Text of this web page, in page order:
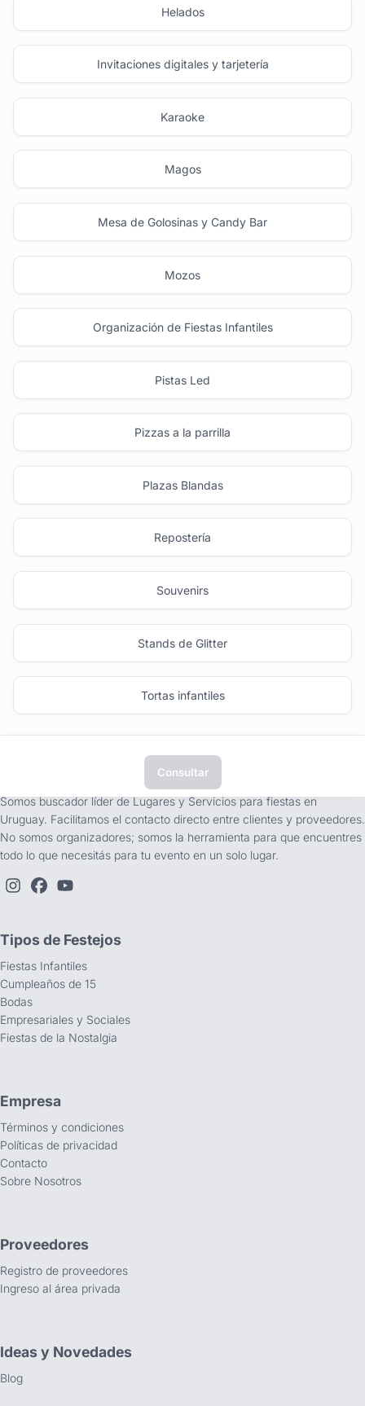
Helados
Invitaciones digitales y tarjetería
Karaoke
Magos
Mesa de Golosinas y Candy Bar
Mozos
Organización de Fiestas Infantiles
Pistas Led
Pizzas a la parrilla
Plazas Blandas
Repostería
Souvenirs
Stands de Glitter
Tortas infantiles
Consultar
Somos buscador líder de Lugares y Servicios para fiestas en
Uruguay. Facilitamos el contacto directo entre clientes y proveedores.
No somos organizadores; somos la herramienta para que encuentres
todo lo que necesitás para tu evento en un solo lugar.
Tipos de Festejos
Fiestas Infantiles
Cumpleaños de 15
Bodas
Empresariales y Sociales
Fiestas de la Nostalgia
Empresa
Términos y condiciones
Políticas de privacidad
Contacto
Sobre Nosotros
Proveedores
Registro de proveedores
Ingreso al área privada
Ideas y Novedades
Blog